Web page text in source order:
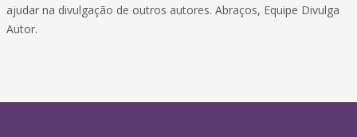
ajudar na divulgação de outros autores. Abraços, Equipe Divulga
Autor.